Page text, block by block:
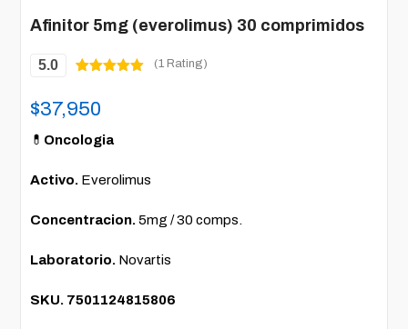
Afinitor 5mg (everolimus) 30 comprimidos
5.0
5 basado
puntuación
de cliente
(1 Rating)
$37,950
💊 Oncologia
Activo. Everolimus
Concentracion.5mg / 30 comps.
Laboratorio. Novartis
SKU. 7501124815806